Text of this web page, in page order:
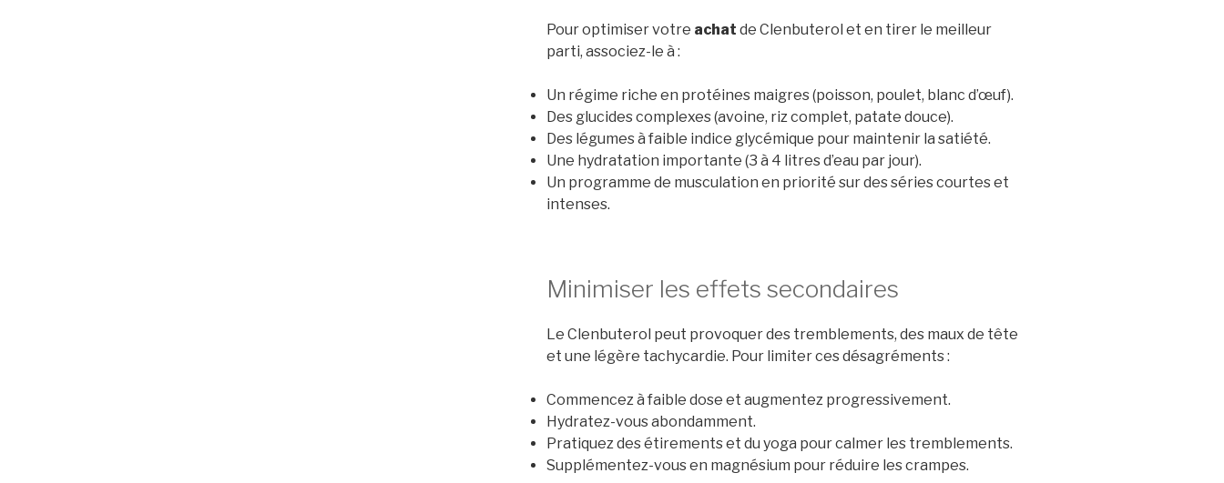
Pour optimiser votre achat de Clenbuterol et en tirer le meilleur
parti, associez-le à :
Un régime riche en protéines maigres (poisson, poulet, blanc d’œuf).
Des glucides complexes (avoine, riz complet, patate douce).
Des légumes à faible indice glycémique pour maintenir la satiété.
Une hydratation importante (3 à 4 litres d’eau par jour).
Un programme de musculation en priorité sur des séries courtes et
intenses.
Minimiser les effets secondaires
Le Clenbuterol peut provoquer des tremblements, des maux de tête
et une légère tachycardie. Pour limiter ces désagréments :
Commencez à faible dose et augmentez progressivement.
Hydratez-vous abondamment.
Pratiquez des étirements et du yoga pour calmer les tremblements.
Supplémentez-vous en magnésium pour réduire les crampes.